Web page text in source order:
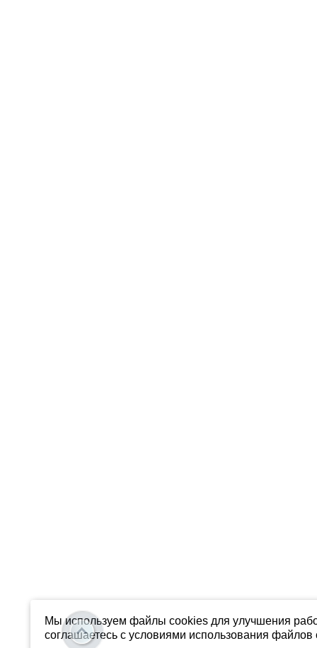
Мы используем файлы cookies для улучшения
соглашаетесь с условиями использования файлов